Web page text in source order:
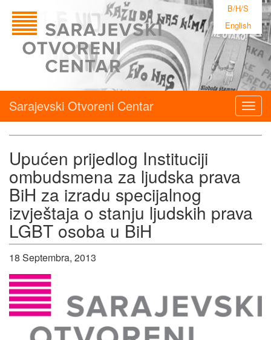
B/H/S
English
Sarajevski Otvoreni Centar
Upućen prijedlog Instituciji
ombudsmena za ljudska prava
BiH za izradu specijalnog
izvještaja o stanju ljudskih prava
LGBT osoba u BiH
18 Septembra, 2013